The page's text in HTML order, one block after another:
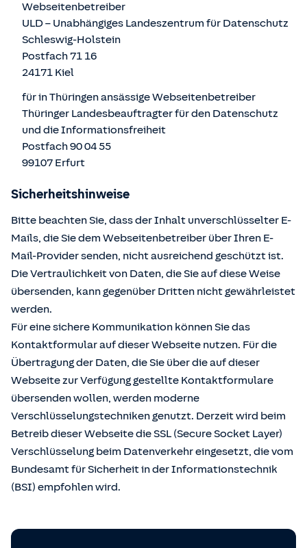
Webseitenbetreiber
ULD – Unabhängiges Landeszentrum für Datenschutz
Schleswig-Holstein
Postfach 71 16
24171 Kiel
für in Thüringen ansässige Webseitenbetreiber
Thüringer Landesbeauftragter für den Datenschutz
und die Informationsfreiheit
Postfach 90 04 55
99107 Erfurt
Sicherheitshinweise
Bitte beachten Sie, dass der Inhalt unverschlüsselter E-
Mails, die Sie dem Webseitenbetreiber über Ihren E-
Mail-Provider senden, nicht ausreichend geschützt ist.
Die Vertraulichkeit von Daten, die Sie auf diese Weise
übersenden, kann gegenüber Dritten nicht gewährleistet
werden.
Für eine sichere Kommunikation können Sie das
Kontaktformular auf dieser Webseite nutzen. Für die
Übertragung der Daten, die Sie über die auf dieser
Webseite zur Verfügung gestellte Kontaktformulare
übersenden wollen, werden moderne
Verschlüsselungstechniken genutzt. Derzeit wird beim
Betreib dieser Webseite die SSL (Secure Socket Layer)
Verschlüsselung beim Datenverkehr eingesetzt, die vom
Bundesamt für Sicherheit in der Informationstechnik
(BSI) empfohlen wird.